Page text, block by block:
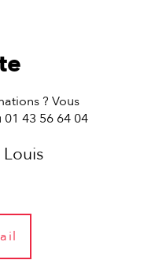
? Vous
43 56 64 04